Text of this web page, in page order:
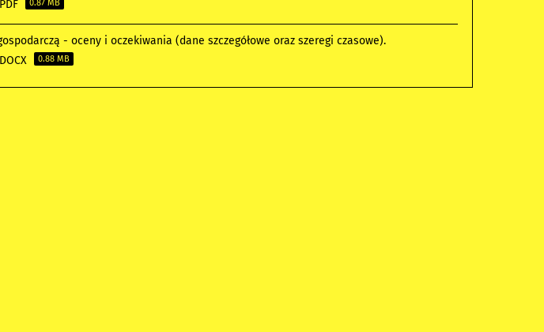
0.87 MB
- oceny i oczekiwania (dane szczegółowe oraz szeregi czasowe).
0.88 MB